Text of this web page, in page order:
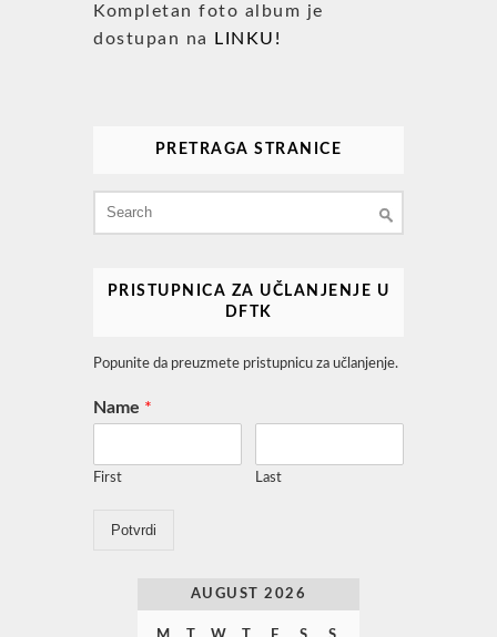
Kompletan foto album je
dostupan na
LINKU!
PRETRAGA STRANICE
for:
PRISTUPNICA ZA UČLANJENJE U
DFTK
Popunite da preuzmete pristupnicu za učlanjenje.
Name *
First Last
Potvrdi
AUGUST 2026